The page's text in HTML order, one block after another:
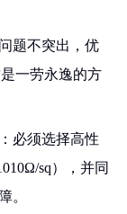
题不突出，优
一劳永逸的方
必须选择高性
sq），并同
。